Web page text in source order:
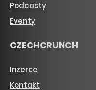
Podcasty
Eventy
CZECHCRUNCH
Inzerce
Kontakt